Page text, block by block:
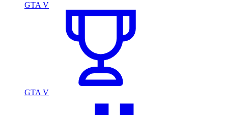
GTA V
GTA V